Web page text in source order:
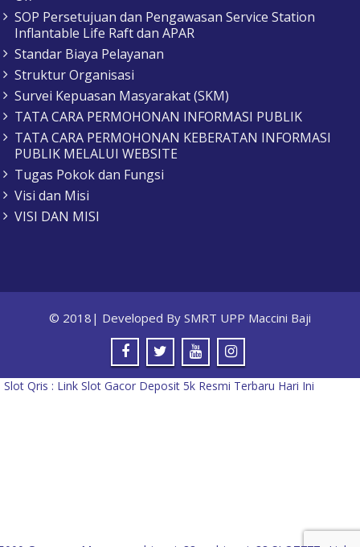
SOP Persetujuan dan Pengawasan Service Station
Inflantable Life Raft dan APAR
Standar Biaya Pelayanan
Struktur Organisasi
Survei Kepuasan Masyarakat (SKM)
TATA CARA PERMOHONAN INFORMASI PUBLIK
TATA CARA PERMOHONAN KEBERATAN INFORMASI
PUBLIK MELALUI WEBSITE
Tugas Pokok dan Fungsi
Visi dan Misi
VISI DAN MISI
© 2018| Developed By SMRT UPP Maccini Baji
Slot Qris : Link Slot Gacor Deposit 5k Resmi Terbaru Hari Ini